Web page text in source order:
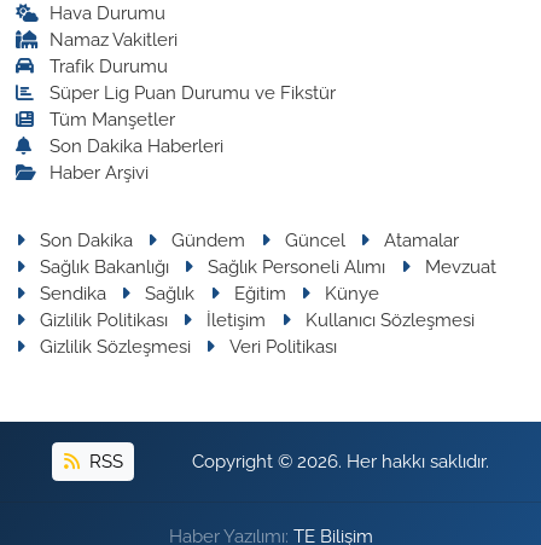
Hava Durumu
Namaz Vakitleri
Trafik Durumu
Süper Lig Puan Durumu ve Fikstür
Tüm Manşetler
Son Dakika Haberleri
Haber Arşivi
Son Dakika Gündem Güncel
Atamalar
Sağlık Bakanlığı
Sağlık Personeli Alımı
Mevzuat
Sendika
Sağlık Eğitim
Künye
Gizlilik Politikası
İletişim
Kullanıcı Sözleşmesi
Gizlilik Sözleşmesi
Veri Politikası
RSS Copyright © 2026. Her hakkı saklıdır.
Haber Yazılımı: TE Bilişim